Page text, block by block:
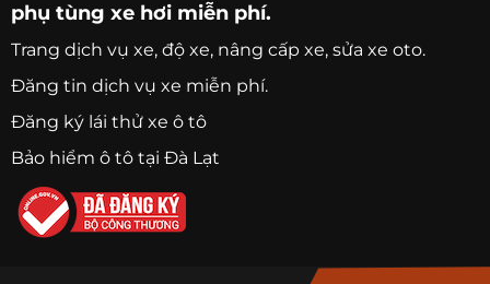
phụ tùng xe hơi miễn phí.
Trang dịch vụ xe, độ xe, nâng cấp xe, sửa xe oto.
Đăng tin dịch vụ xe miễn phí.
Đăng ký lái thử xe ô tô
Bảo hiểm ô tô tại Đà Lạt